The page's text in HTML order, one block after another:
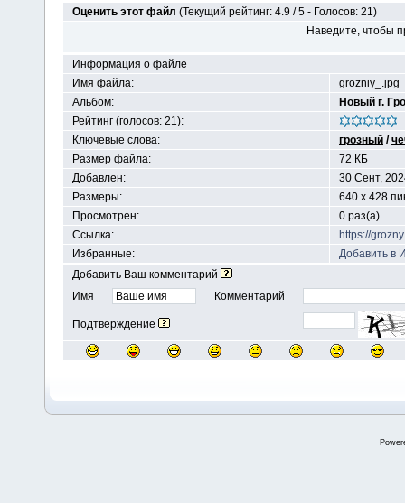
Оценить этот файл (Текущий рейтинг: 4.9 / 5 - Голосов: 21)
Наведите, чтобы
Информация о файле
Имя файла:
grozniy_.jpg
Альбом:
Новый г.
Рейтинг (голосов: 21):
Ключевые слова:
грозный /
Размер файла:
72 КБ
Добавлен:
30 Сент,
Размеры:
640 x 428
Просмотрен:
0 раз(а)
Ссылка:
https://
Избранные:
Добавить в
Добавить Ваш комментарий
Имя
Комментарий
Подтверждение